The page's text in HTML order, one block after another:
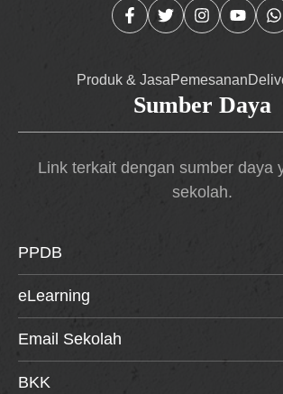
Produk & JasaPemesanan
Sumber Daya
Link terkait dengan sumber daya
sekolah.
PPDB
eLearning
Email Sekolah
BKK